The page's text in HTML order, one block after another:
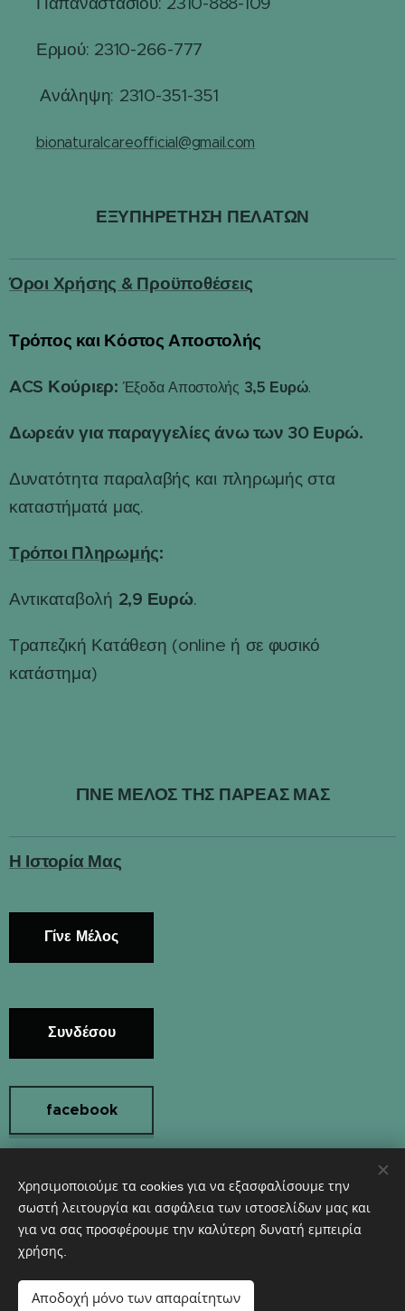
Ερμού: 2310-266-777
Ανάληψη: 2310-351-351
bionaturalcareofficial@gmail.com
ΕΞΥΠΗΡΕΤΗΣΗ ΠΕΛΑΤΩΝ
Όροι Χρήσης & Προϋποθέσεις
Τρόπος και Κόστος Αποστολής
ACS Κούριερ: Έξοδα Αποστολής 3,5 Ευρώ.
Δωρεάν για παραγγελίες άνω των 30 Ευρώ.
Δυνατότητα παραλαβής και πληρωμής στα
καταστήματά μας.
Τρόποι Πληρωμής:
Αντικαταβολή 2,9 Ευρώ.
Τραπεζική Κατάθεση (online ή σε φυσικό
κατάστημα)
ΓΙΝΕ ΜΕΛΟΣ ΤΗΣ ΠΑΡΕΑΣ ΜΑΣ
Η Ιστορία Μας
Γίνε Μέλος
Συνδέσου
facebook
Instagram
Υλοποιήθηκε από τη Webnode
Χρησιμοποιούμε τα cookies για να εξασφαλίσουμε την
σωστή λειτουργία και ασφάλεια των ιστοσελίδων μας και
για να σας προσφέρουμε την καλύτερη δυνατή εμπειρία
χρήσης.
Αποδοχή μόνο των απαραίτητων